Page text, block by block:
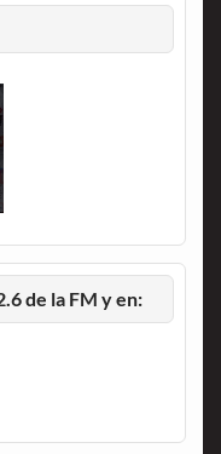
de la FM y en: